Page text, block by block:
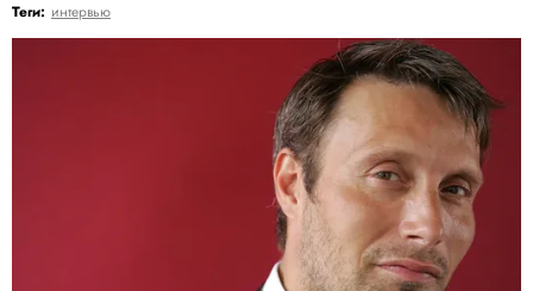
Теги: интервью